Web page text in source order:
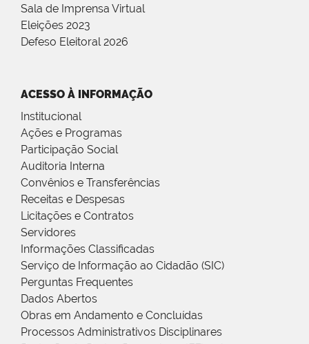
Sala de Imprensa Virtual
Eleições 2023
Defeso Eleitoral 2026
ACESSO À INFORMAÇÃO
Institucional
Ações e Programas
Participação Social
Auditoria Interna
Convênios e Transferências
Receitas e Despesas
Licitações e Contratos
Servidores
Informações Classificadas
Serviço de Informação ao Cidadão (SIC)
Perguntas Frequentes
Dados Abertos
Obras em Andamento e Concluídas
Processos Administrativos Disciplinares